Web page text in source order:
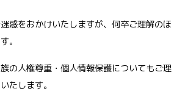
惑をおかけいたしますが、何卒ご理解のほ
。
の人権尊重・個人情報保護についてもご理
たします。